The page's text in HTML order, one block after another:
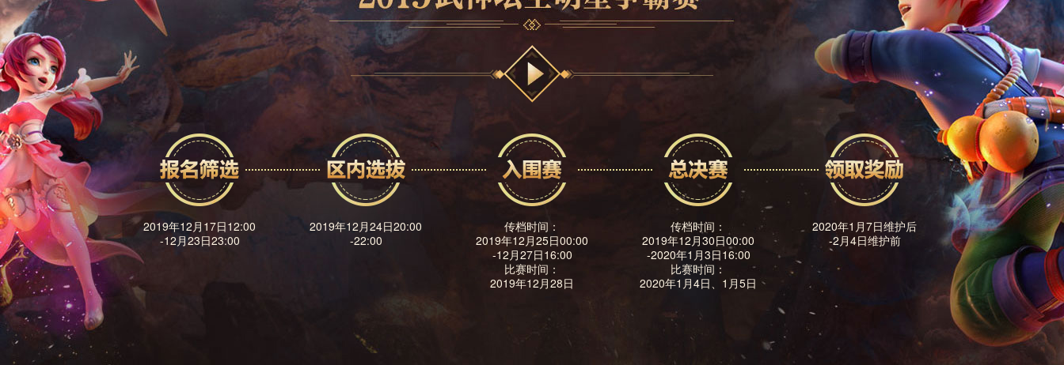
2019年12月17日12:00
-12月23日23:00
2019年12月24日20:00
-22:00
传档时间：
2019年12月25日00:00
-12月27日16:00
比赛时间：
2019年12月28日
传档时间：
2019年12月30日00:00
-2020年1月3日16:00
比赛时间：
2020年1月4日、1月5日
2020年1月7日维护后
-2月4日维护前